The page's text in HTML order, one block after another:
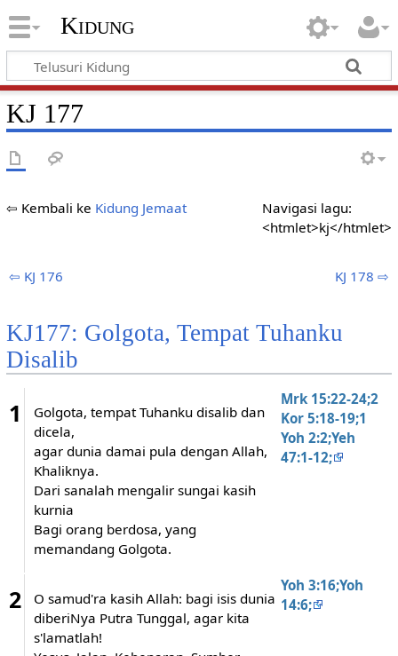
Kidung
KJ 177
Navigasi lagu:
<htmlet>kj</htmlet>
⇦ Kembali ke Kidung Jemaat
⇦ KJ 176 KJ 178 ⇨
KJ177: Golgota, Tempat Tuhanku
Disalib
1
Golgota, tempat Tuhanku disalib dan
dicela,
agar dunia damai pula dengan Allah,
Khaliknya.
Dari sanalah mengalir sungai kasih
kurnia
Bagi orang berdosa, yang
memandang Golgota.
Mrk 15:22-24;2
Kor 5:18-19;1
Yoh 2:2;Yeh
47:1-12;
2
O samud'ra kasih Allah: bagi isis dunia
diberiNya Putra Tunggal, agar kita
s'lamatlah!
Yoh 3:16;Yoh
14:6;